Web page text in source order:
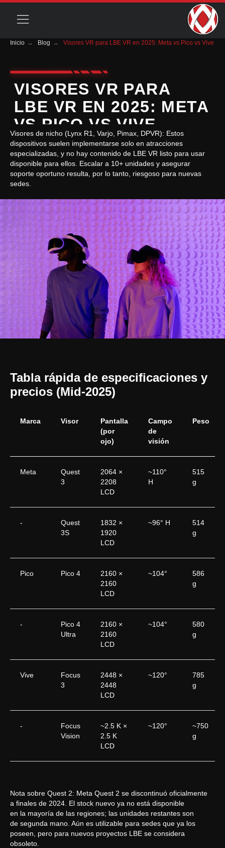
Inicio → Blog → Visores VR para LBE VR en 2025: Meta vs Pico vs Vive
LBE VR EN 2025: META
VS PICO VS VIVE
Visores de nicho (Lynx R1, Varjo, Pimax, DPVR): Estos
dispositivos suelen implementarse solo en atracciones
especializadas, y no hay contenido de LBE VR listo para usar
disponible para ellos. Escalar a 10+ unidades y asegurar
soporte oportuno resulta, por lo tanto, riesgoso para nuevas
sedes.
Tabla rápida de especificaciones y
precios (Mid‑2025)
Marca Visor
Pantalla
(por
ojo)
Campo
de
visión
Peso
Meta
Quest
3
2064 ×
2208
LCD
~110°
H
515
g
-
Quest
3S
1832 ×
1920
LCD
~96° H
514
g
Pico Pico 4
2160 ×
2160
LCD
~104°
586
g
-
Pico 4
Ultra
2160 ×
2160
LCD
~104°
580
g
Vive
Focus
3
2448 ×
2448
LCD
~120°
785
g
-
Focus
Vision
~2.5 K ×
2.5 K
LCD
~120°
~750
g
Nota sobre Quest 2: Meta Quest 2 se discontinuó oficialmente
a finales de 2024. El stock nuevo ya no está disponible
en la mayoría de las regiones; las unidades restantes son
de segunda mano. Aún es utilizable para sedes que ya los
poseen, pero para nuevos proyectos LBE se considera
obsoleto.